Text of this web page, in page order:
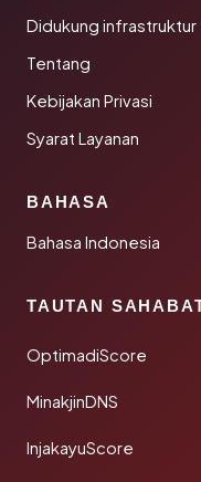
Didukung
Tentang
Kebijakan Privasi
Syarat Layanan
BAHASA
Bahasa Indonesia
TAUTAN
OptimadiScore
MinakjinDNS
InjakayuScore